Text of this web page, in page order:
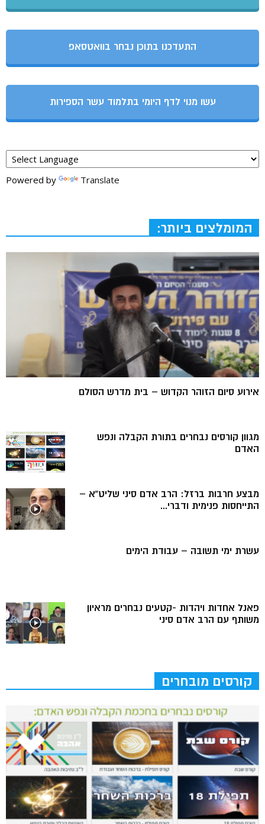
התעדכנו בתוכן נבחר בוואטסאפ
עשו מנוי לדף היומי בתלמוד עשר הספירות
Powered by Translate
המומלצים ביותר:
אירוע סיום הזוהר הקדוש – בית מדרש הסולם
מגוון קורסים נבחרים בתורת הקבלה ונפש
האדם
מבצע חרבות ברזל: הרב אדם סיני שליט”א –
התייחסות פנימית ודברי...
עשרת ימי תשובה – עבודת הימים
פאנל אחדות ויהדות -קטעים נבחרים מראיון
משותף עם הרב אדם סיני
קורסים מובחרים